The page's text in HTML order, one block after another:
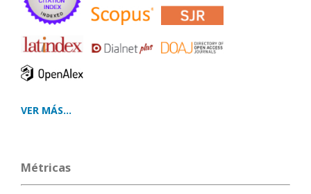
VER MÁS...
Métricas